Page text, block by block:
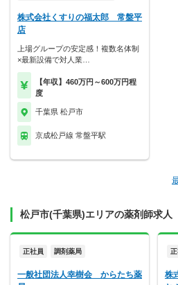
株式会社くすりの福太郎 常盤平
店
上場グループの安定感！複数名体制
×最新設備で対人業…
【年収】460万円～600万円程
度
千葉県 松戸市
京成松戸線 常盤平駅
松戸市(千葉県)エリアの薬剤師求人
正社員 調剤薬局
一般社団法人幸樹会 からたち薬
株